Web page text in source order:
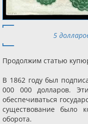
5
Продолжим статью
В 1862 году был
000 000 долларов.
обеспечиваться
существование было
оборота.